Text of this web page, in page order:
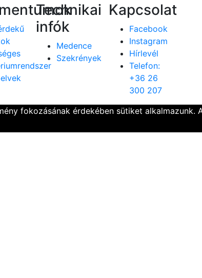
Technikai
infók
Medence
Szekrények
Kapcsolat
Facebook
Instagram
Hírlevél
Telefon:
+36 26
300 207
fokozásának érdekében sütiket